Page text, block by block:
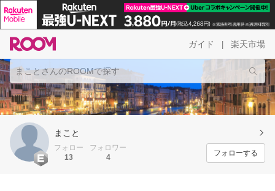
ガイド 楽天市場
まこと
フォロー
13
フォロワー
4
フォローする